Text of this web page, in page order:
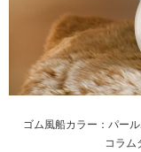
ゴム風船カラー：パー
コラム